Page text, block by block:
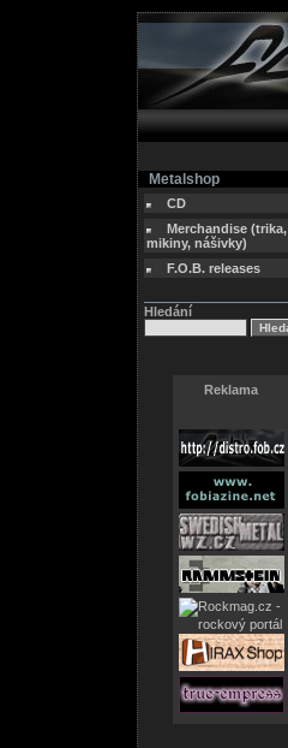
Metalshop
CD
Merchandise (trika,
mikiny, nášivky)
F.O.B. releases
Hledání
Reklama